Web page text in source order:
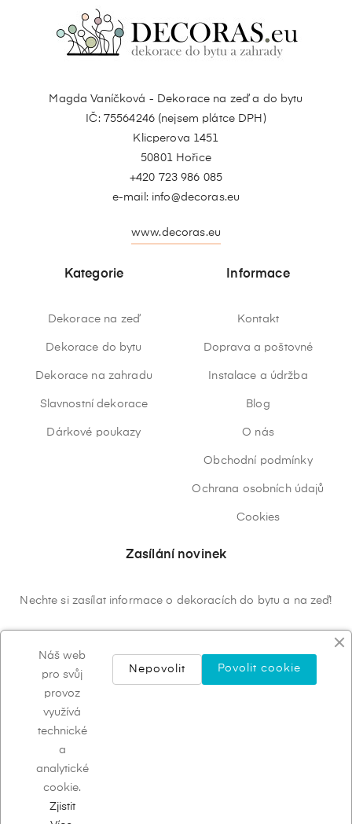
Magda Vaníčková - Dekorace na zeď a do bytu
IČ: 75564246 (nejsem plátce DPH)
Klicperova 1451
50801 Hořice
+420 723 986 085
e-mail: info@decoras.eu
www.decoras.eu
Kategorie
Dekorace na zeď
Dekorace do bytu
Dekorace na zahradu
Slavnostní dekorace
Dárkové poukazy
Informace
Kontakt
Doprava a poštovné
Instalace a údržba
Blog
O nás
Obchodní podmínky
Ochrana osobních údajů
Cookies
Zasílání novinek
Nechte si zasílat informace o dekoracích do bytu a na zeď!
Náš web
pro svůj
provoz
využívá
technické
a
analytické
cookie.
Zjistit
Povolit cookie
Nepovolit